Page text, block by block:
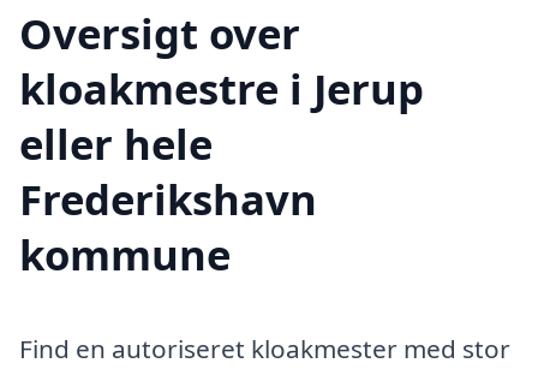
Oversigt over
kloakmestre i Jerup
eller hele
Frederikshavn
kommune
Find en autoriseret kloakmester med stor